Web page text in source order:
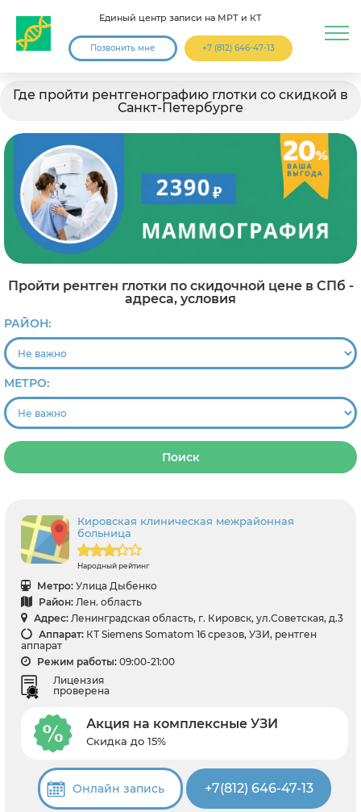
Единый центр записи на МРТ и КТ
Позвонить мне +7 (812) 646-47-13
Где пройти рентгенографию глотки со скидкой в
Санкт-Петербурге
Пройти рентген глотки по скидочной цене в СПб -
адреса, условия
РАЙОН:
МЕТРО:
Поиск
Кировская клиническая межрайонная
больница
Народный рейтинг
Метро: Улица Дыбенко
Район: Лен. область
Адрес: Ленинградская область, г. Кировск, ул.Советская, д.3
Аппарат: КТ Siemens Somatom 16 срезов, УЗИ, рентген
аппарат
Режим работы: 09:00-21:00
Лицензия
проверена
Акция на комплексные УЗИ
Скидка до 15%
Онлайн запись +7(812) 646-47-13